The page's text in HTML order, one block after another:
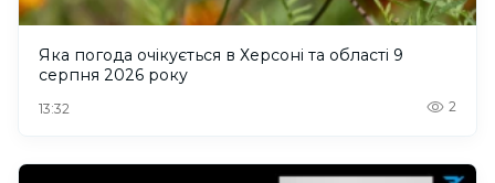
Яка погода очікується в Херсоні та області 9
серпня 2026 року
13:32 2